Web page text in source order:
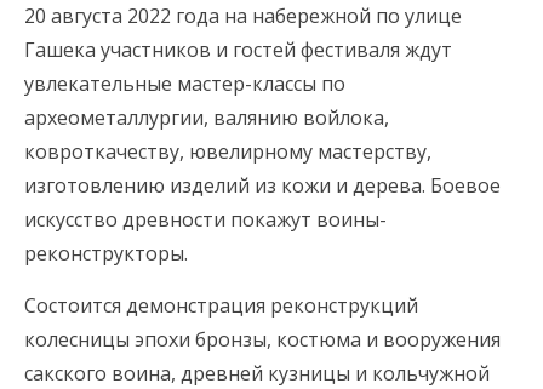
20 августа 2022 года на набережной по улице
Гашека участников и гостей фестиваля ждут
увлекательные мастер-классы по
археометаллургии, валянию войлока,
ковроткачеству, ювелирному мастерству,
изготовлению изделий из кожи и дерева. Боевое
искусство древности покажут воины-
реконструкторы.
Состоится демонстрация реконструкций
колесницы эпохи бронзы, костюма и вооружения
сакского воина, древней кузницы и кольчужной